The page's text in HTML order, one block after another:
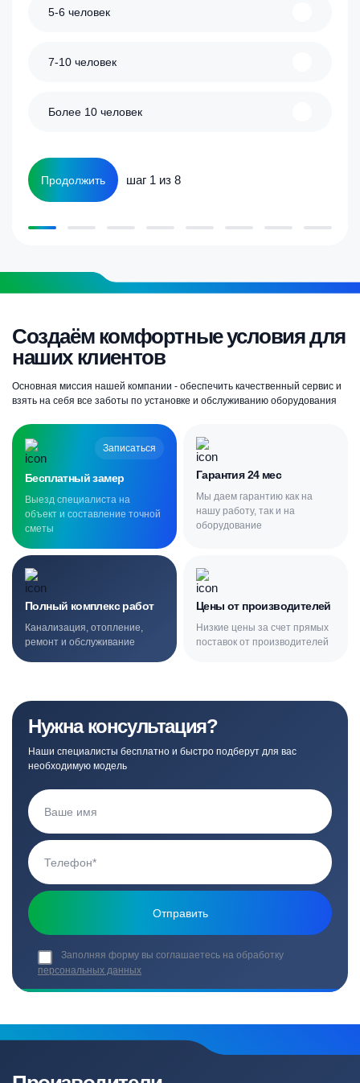
5-6 человек
7-10 человек
Более 10 человек
Продолжить шаг 1 из 8
Создаём комфортные условия для
наших клиентов
Основная миссия нашей компании - обеспечить качественный сервис и
взять на себя все заботы по установке и обслуживанию оборудования
Записаться
Бесплатный замер
Выезд специалиста на
объект и составление точной
сметы
Гарантия 24 мес
Мы даем гарантию как на
нашу работу, так и на
оборудование
Полный комплекс работ
Канализация, отопление,
ремонт и обслуживание
Цены от производителей
Низкие цены за счет прямых
поставок от производителей
Нужна консультация?
Наши специалисты бесплатно и быстро подберут для вас
необходимую модель
Заполняя форму вы соглашаетесь на обработку
персональных данных